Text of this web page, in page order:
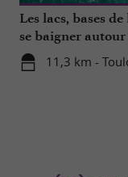
Les lacs, bases
se baigner
11,3 km -